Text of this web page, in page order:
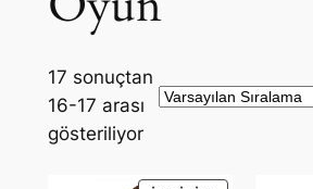
17 sonuçtan
16-17 arası
gösteriliyor